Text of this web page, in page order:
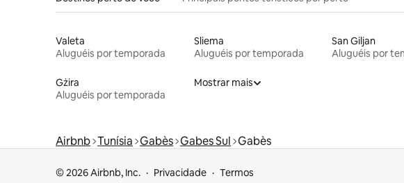
Valeta
Aluguéis por temporada
Sliema
Aluguéis por temporada
San Giljan
Aluguéis por
Gżira
Aluguéis por temporada
Mostrar mais
Airbnb Tunísia Gabès Gabes Sul Gabès
© 2026 Airbnb, Inc. Privacidade Termos